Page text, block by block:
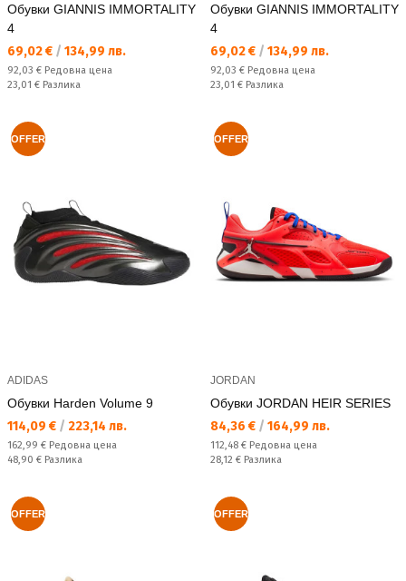
Обувки GIANNIS IMMORTALITY
4
Текуща цена:
69,02 € / 134,99 лв.
Редовна цена:
92,03 € Редовна цена
Спестявате:
23,01 € Разлика
Обувки GIANNIS IMMORTALITY
4
Текуща цена:
69,02 € / 134,99 лв.
Редовна цена:
92,03 € Редовна цена
Спестявате:
23,01 € Разлика
OFFER
ADIDAS
Обувки Harden Volume 9
Текуща цена:
114,09 € / 223,14 лв.
Редовна цена:
162,99 € Редовна цена
Спестявате:
48,90 € Разлика
OFFER
JORDAN
Обувки JORDAN HEIR SERIES
Текуща цена:
84,36 € / 164,99 лв.
Редовна цена:
112,48 € Редовна цена
Спестявате:
28,12 € Разлика
OFFER OFFER